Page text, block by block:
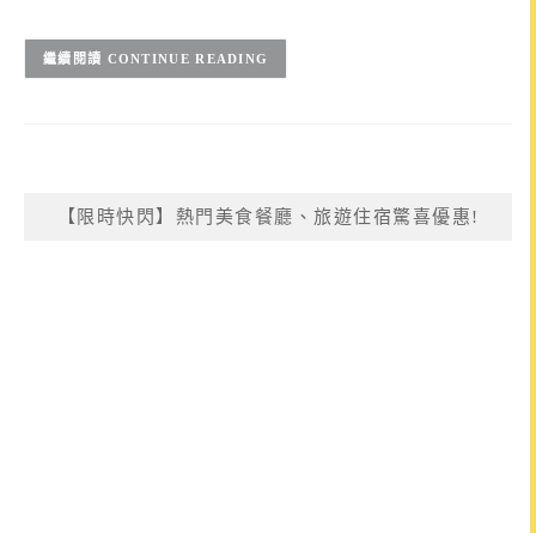
CONTINUE READING
【限時快閃】熱門美食餐廳、旅遊住宿驚喜優惠!